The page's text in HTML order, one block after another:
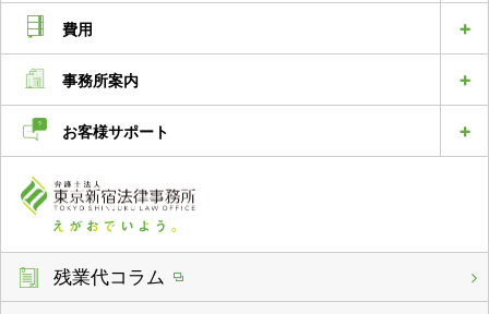
費用
事務所案内
お客様サポート
残業代コラム